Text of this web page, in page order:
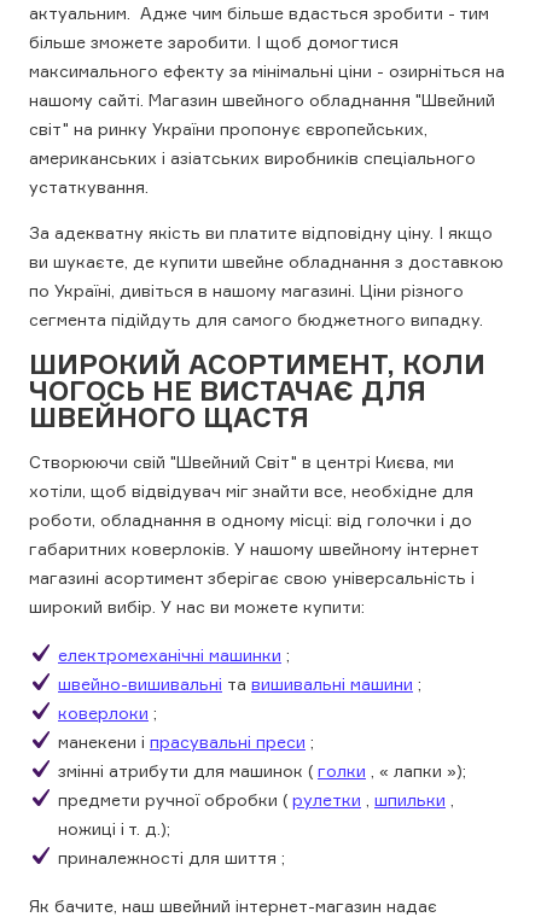
актуальним. Адже чим більше вдасться зробити - тим
більше зможете заробити. І щоб домогтися
максимального ефекту за мінімальні ціни - озирніться на
нашому сайті. Магазин швейного обладнання "Швейний
світ" на ринку України пропонує європейських,
американських і азіатських виробників спеціального
устаткування.
За адекватну якість ви платите відповідну ціну. І якщо
ви шукаєте, де купити швейне обладнання з доставкою
по Україні, дивіться в нашому магазині. Ціни різного
сегмента підійдуть для самого бюджетного випадку.
ШИРОКИЙ АСОРТИМЕНТ, КОЛИ
ЧОГОСЬ НЕ ВИСТАЧАЄ ДЛЯ
ШВЕЙНОГО ЩАСТЯ
Створюючи свій "Швейний Світ" в центрі Києва, ми
хотіли, щоб відвідувач міг знайти все, необхідне для
роботи, обладнання в одному місці: від голочки і до
габаритних коверлоків. У нашому швейному інтернет
магазині асортимент зберігає свою універсальність і
широкий вибір. У нас ви можете купити:
електромеханічні машинки ;
швейно-вишивальні та вишивальні машини ;
коверлоки ;
манекени і прасувальні преси ;
змінні атрибути для машинок ( голки , « лапки »);
предмети ручної обробки ( рулетки шпильки
ножиці і т. д.);
приналежності для шиття ;
Як бачите, наш швейний інтернет-магазин надає